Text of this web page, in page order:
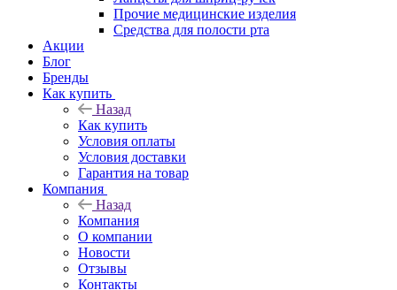
Прочие медицинские изделия
Средства для полости рта
Акции
Блог
Бренды
Как купить
Назад
Как купить
Условия оплаты
Условия доставки
Гарантия на товар
Компания
Назад
Компания
О компании
Новости
Отзывы
Контакты